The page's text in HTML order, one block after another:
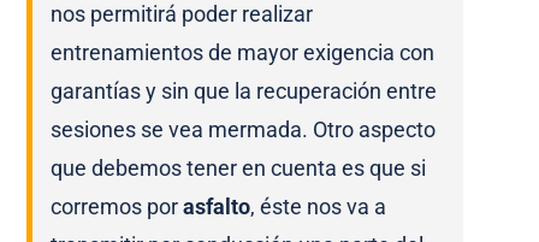
nos permitirá poder realizar
entrenamientos de mayor exigencia con
garantías y sin que la recuperación entre
sesiones se vea mermada. Otro aspecto
que debemos tener en cuenta es que si
corremos porasfalto, éste nos va a